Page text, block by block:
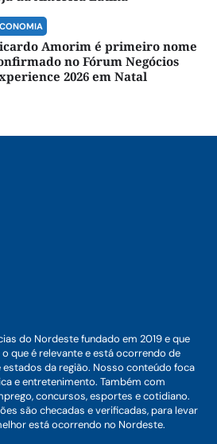
Amorim é primeiro nome
no Fórum Negócios
2026 em Natal
do Nordeste fundado em 2019 e que
que é relevante e está ocorrendo de
da região. Nosso conteúdo foca
e entretenimento. Também com
concursos, esportes e cotidiano.
são checadas e verificadas, para levar
está ocorrendo no Nordeste.